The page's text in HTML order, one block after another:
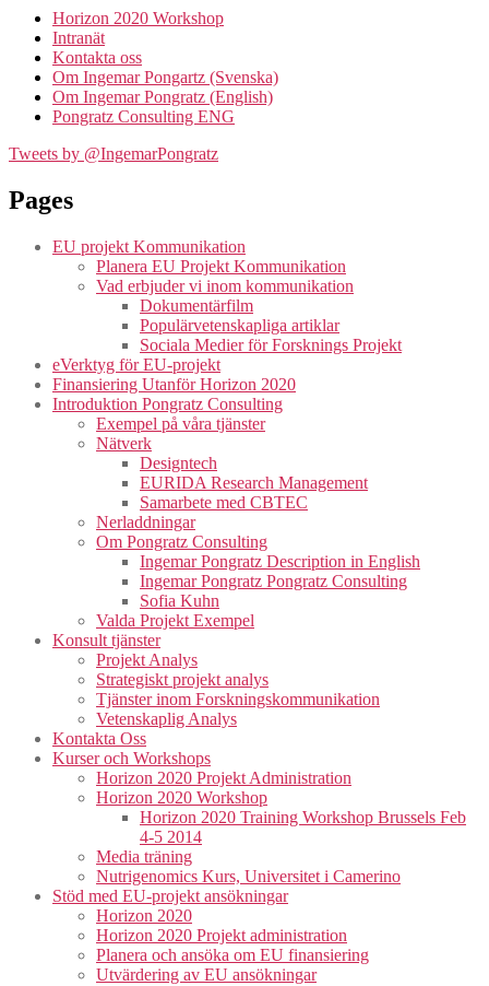
Horizon 2020 Workshop
Intranät
Kontakta oss
Om Ingemar Pongartz (Svenska)
Om Ingemar Pongratz (English)
Pongratz Consulting ENG
Tweets by @IngemarPongratz
Pages
EU projekt Kommunikation
Planera EU Projekt Kommunikation
Vad erbjuder vi inom kommunikation
Dokumentärfilm
Populärvetenskapliga artiklar
Sociala Medier för Forsknings Projekt
eVerktyg för EU-projekt
Finansiering Utanför Horizon 2020
Introduktion Pongratz Consulting
Exempel på våra tjänster
Nätverk
Designtech
EURIDA Research Management
Samarbete med CBTEC
Nerladdningar
Om Pongratz Consulting
Ingemar Pongratz Description in English
Ingemar Pongratz Pongratz Consulting
Sofia Kuhn
Valda Projekt Exempel
Konsult tjänster
Projekt Analys
Strategiskt projekt analys
Tjänster inom Forskningskommunikation
Vetenskaplig Analys
Kontakta Oss
Kurser och Workshops
Horizon 2020 Projekt Administration
Horizon 2020 Workshop
Horizon 2020 Training Workshop Brussels Feb
4-5 2014
Media träning
Nutrigenomics Kurs, Universitet i Camerino
Stöd med EU-projekt ansökningar
Horizon 2020
Horizon 2020 Projekt administration
Planera och ansöka om EU finansiering
Utvärdering av EU ansökningar